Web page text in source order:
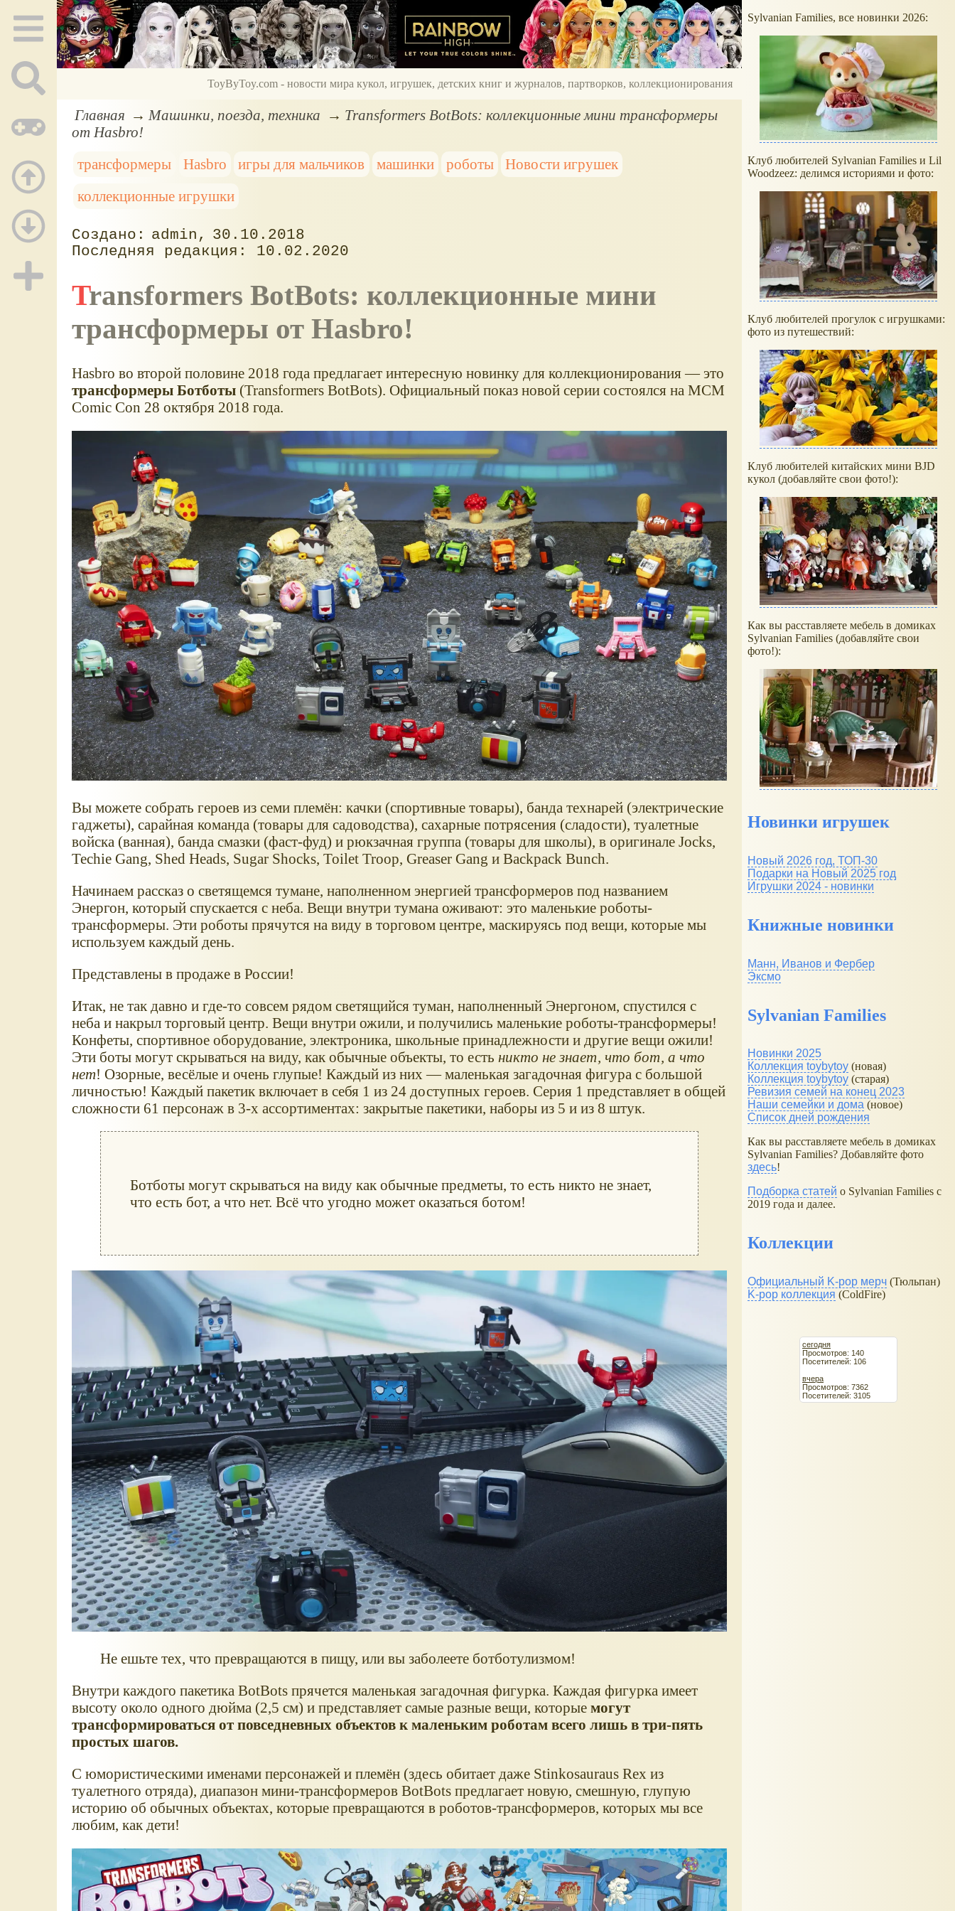
ToyByToy.com - новости мира кукол, игрушек, детских книг и журналов, партворков, коллекционирования
Главная Машинки, поезда, техника
Transformers BotBots: коллекционные мини трансформеры
от Hasbro!
трансформеры
Hasbro игры для мальчиков машинки роботы
Новости игрушек
коллекционные игрушки
admin
30.10.2018
10.02.2020
Transformers BotBots: коллекционные мини
трансформеры от Hasbro!
Hasbro во второй половине 2018 года предлагает интересную новинку для коллекционирования — это
трансформеры Ботботы(Transformers BotBots). Официальный показ новой серии состоялся на MCM
Comic Con 28 октября 2018 года.
Вы можете собрать героев из семи племён: качки (спортивные товары), банда технарей (электрические
гаджеты), сарайная команда (товары для садоводства), сахарные потрясения (сладости), туалетные
войска (ванная), банда смазки (фаст-фуд) и рюкзачная группа (товары для школы), в оригинале Jocks,
Techie Gang, Shed Heads, Sugar Shocks, Toilet Troop, Greaser Gang и Backpack Bunch.
Начинаем рассказ о светящемся тумане, наполненном энергией трансформеров под названием
Энергон, который спускается с неба. Вещи внутри тумана оживают: это маленькие роботы-
трансформеры. Эти роботы прячутся на виду в торговом центре, маскируясь под вещи, которые мы
используем каждый день.
Представлены в продаже в России!
Итак, не так давно и где-то совсем рядом светящийся туман, наполненный Энергоном, спустился с
неба и накрыл торговый центр. Вещи внутри ожили, и получились маленькие роботы-трансформеры!
Конфеты, спортивное оборудование, электроника, школьные принадлежности и другие вещи ожили!
Эти боты могут скрываться на виду, как обычные объекты, то есть никто не знает, что бот, а что
нет! Озорные, весёлые и очень глупые! Каждый из них — маленькая загадочная фигура с большой
личностью! Каждый пакетик включает в себя 1 из 24 доступных героев. Серия 1 представляет в общей
сложности 61 персонаж в 3-х ассортиментах: закрытые пакетики, наборы из 5 и из 8 штук.
Ботботы могут скрываться на виду как обычные предметы, то есть никто не знает,
что есть бот, а что нет. Всё что угодно может оказаться ботом!
Не ешьте тех, что превращаются в пищу, или вы заболеете ботботулизмом!
Внутри каждого пакетика BotBots прячется маленькая загадочная фигурка. Каждая фигурка имеет
высоту около одного дюйма (2,5 см) и представляет самые разные вещи, которые могут
трансформироваться от повседневных объектов к маленьким роботам всего лишь в три-пять
простых шагов.
С юмористическими именами персонажей и племён (здесь обитает даже Stinkosauraus Rex из
туалетного отряда), диапазон мини-трансформеров BotBots предлагает новую, смешную, глупую
историю об обычных объектах, которые превращаются в роботов-трансформеров, которых мы все
любим, как дети!
Sylvanian Families, все новинки 2026:
Клуб любителей Sylvanian Families и Lil
Woodzeez: делимся историями и фото:
Клуб любителей прогулок с игрушками:
фото из путешествий:
Клуб любителей китайских мини BJD
кукол (добавляйте свои фото!):
Как вы расставляете мебель в домиках
Sylvanian Families (добавляйте свои
фото!):
Новинки игрушек
Новый 2026 год, ТОП-30
Подарки на Новый 2025 год
Игрушки 2024 - новинки
Книжные новинки
Манн, Иванов и Фербер
Эксмо
Sylvanian Families
Новинки 2025
Коллекция toybytoy (новая)
Коллекция toybytoy (старая)
Ревизия семей на конец 2023
Наши семейки и дома (новое)
Список дней рождения
Как вы расставляете мебель в домиках
Sylvanian Families? Добавляйте фото
здесь!
Подборка статей о Sylvanian Families с
2019 года и далее.
Коллекции
Официальный K-pop мерч (Тюльпан)
K-pop коллекция (ColdFire)
сегодня
Просмотров: 140
Посетителей: 106
вчера
Просмотров: 7362
Посетителей: 3105